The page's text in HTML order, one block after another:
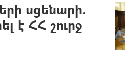
սցենարի.
է ՀՀ շուրջ